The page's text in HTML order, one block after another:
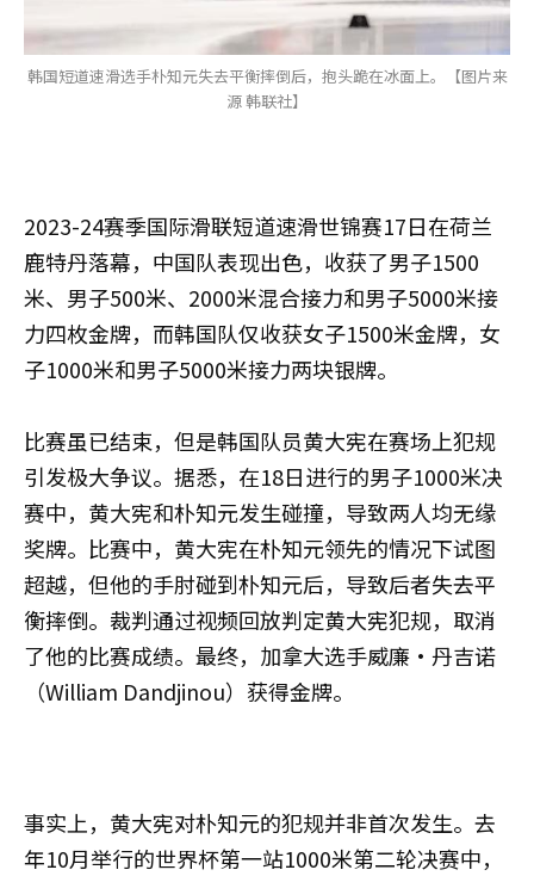
韩国短道速滑选手朴知元失去平衡摔倒后，抱头跪在冰面上。【图片来
源 韩联社】
2023-24赛季国际滑联短道速滑世锦赛17日在荷兰
鹿特丹落幕，中国队表现出色，收获了男子1500
米、男子500米、2000米混合接力和男子5000米接
力四枚金牌，而韩国队仅收获女子1500米金牌，女
子1000米和男子5000米接力两块银牌。
比赛虽已结束，但是韩国队员黄大宪在赛场上犯规
引发极大争议。据悉，在18日进行的男子1000米决
赛中，黄大宪和朴知元发生碰撞，导致两人均无缘
奖牌。比赛中，黄大宪在朴知元领先的情况下试图
超越，但他的手肘碰到朴知元后，导致后者失去平
衡摔倒。裁判通过视频回放判定黄大宪犯规，取消
了他的比赛成绩。最终，加拿大选手威廉·丹吉诺
（William Dandjinou）获得金牌。
事实上，黄大宪对朴知元的犯规并非首次发生。去
年10月举行的世界杯第一站1000米第二轮决赛中，